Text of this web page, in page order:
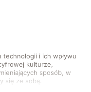
technologii i ich wpływu
kulturze,
sposób, w
się ze sobą.